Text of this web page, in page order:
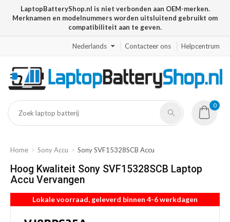
LaptopBatteryShop.nl is niet verbonden aan OEM-merken.
Merknamen en modelnummers worden uitsluitend gebruikt om
compatibiliteit aan te geven.
Nederlands Contacteer ons Helpcentrum
0
Home Sony Accu Sony SVF15328SCB Accu
Hoog Kwaliteit Sony SVF15328SCB Laptop
Accu Vervangen
Lokale voorraad, geleverd binnen 4-6 werkdagen